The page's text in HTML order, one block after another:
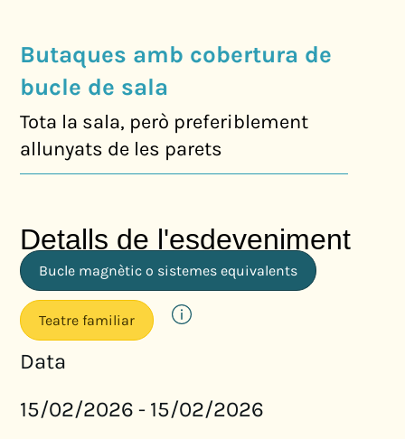
Butaques amb cobertura de
bucle de sala
Tota la sala, però preferiblement
allunyats de les parets
Detalls de l'esdeveniment
Bucle magnètic o sistemes equivalents
Teatre familiar
Data
15/02/2026 - 15/02/2026